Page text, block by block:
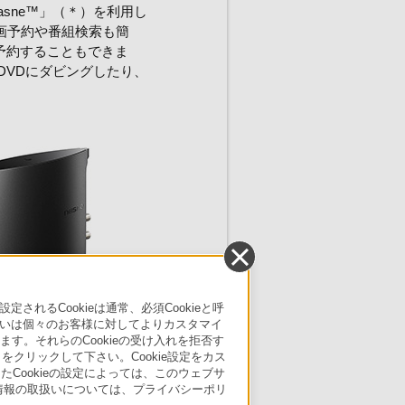
」（＊）を利用し
予約や番組検索も簡
することもできま
にダビングしたり、
定されるCookieは通常、必須Cookieと呼
は個々のお客様に対してよりカスタマイ
す。それらのCookieの受け入れを拒否す
クリックして下さい。Cookie設定をカス
Cookieの設定によっては、このウェブサ
の取扱いについては、プライバシーポリ